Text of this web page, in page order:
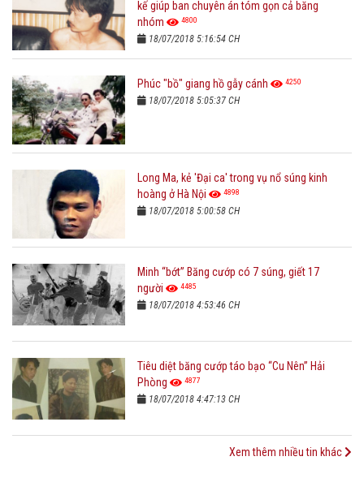
kế giúp ban chuyên án tóm gọn cả băng
nhóm
4800
18/07/2018 5:16:54 CH
Phúc "bồ" giang hồ gẫy cánh 4250
18/07/2018 5:05:37 CH
Long Ma, kẻ 'Đại ca' trong vụ nổ súng kinh
hoàng ở Hà Nội
4898
18/07/2018 5:00:58 CH
Minh “bớt” Băng cướp có 7 súng, giết 17
người
4485
18/07/2018 4:53:46 CH
Tiêu diệt băng cướp táo bạo “Cu Nên” Hải
Phòng
4877
18/07/2018 4:47:13 CH
Xem thêm nhiều tin khác